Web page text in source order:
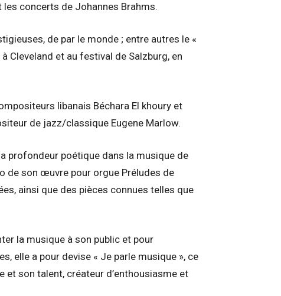
concerts de Johannes Brahms.
de par le monde ; entre autres le «
à Cleveland et au festival de Salzburg, en
libanais Béchara El khoury et
de jazz/classique Eugene Marlow.
profondeur poétique dans la musique de
de son œuvre pour orgue Préludes de
ainsi que des pièces connues telles que
la musique à son public et pour
elle a pour devise « Je parle musique », ce
son talent, créateur d’enthousiasme et